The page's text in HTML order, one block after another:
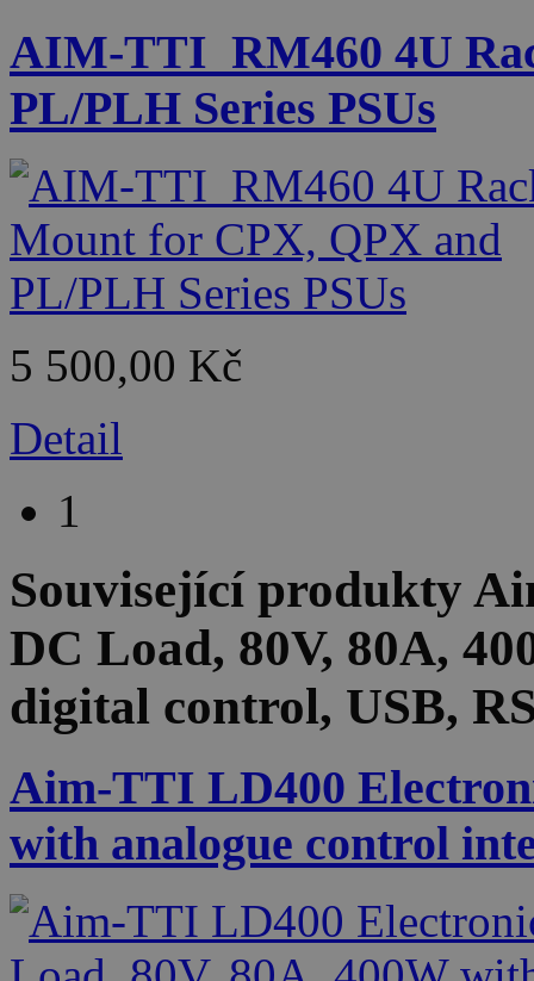
AIM-TTI_RM460 4U
PL/PLH Series PSUs
5 500,00 Kč
Detail
1
Související produkty
DC Load, 80V, 80A,
digital control, USB,
Aim-TTI LD400
with analogue control